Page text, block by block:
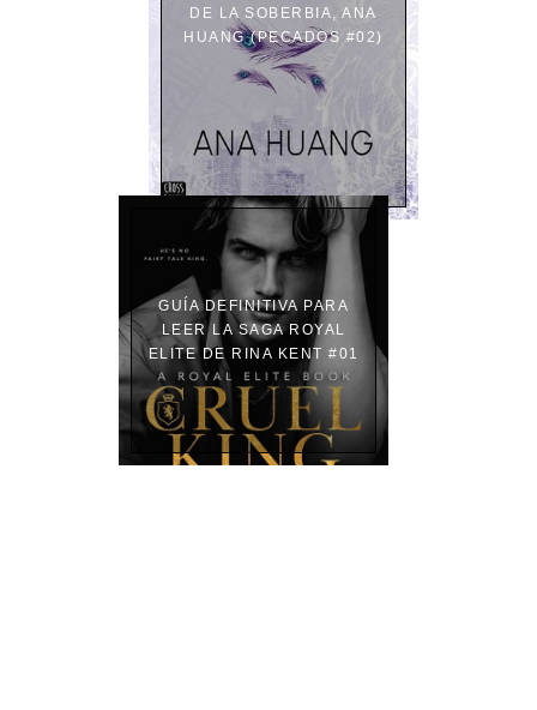
DE LA SOBERBIA, ANA
HUANG (PECADOS #02)
GUÍA DEFINITIVA PARA
LEER LA SAGA ROYAL
ELITE DE RINA KENT #01